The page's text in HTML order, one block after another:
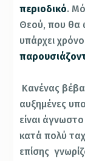
περιοδικό.
Θεού, που θα
υπάρχει
Κανένας
αυξημένες
είναι
κατά πολύ
επίσης